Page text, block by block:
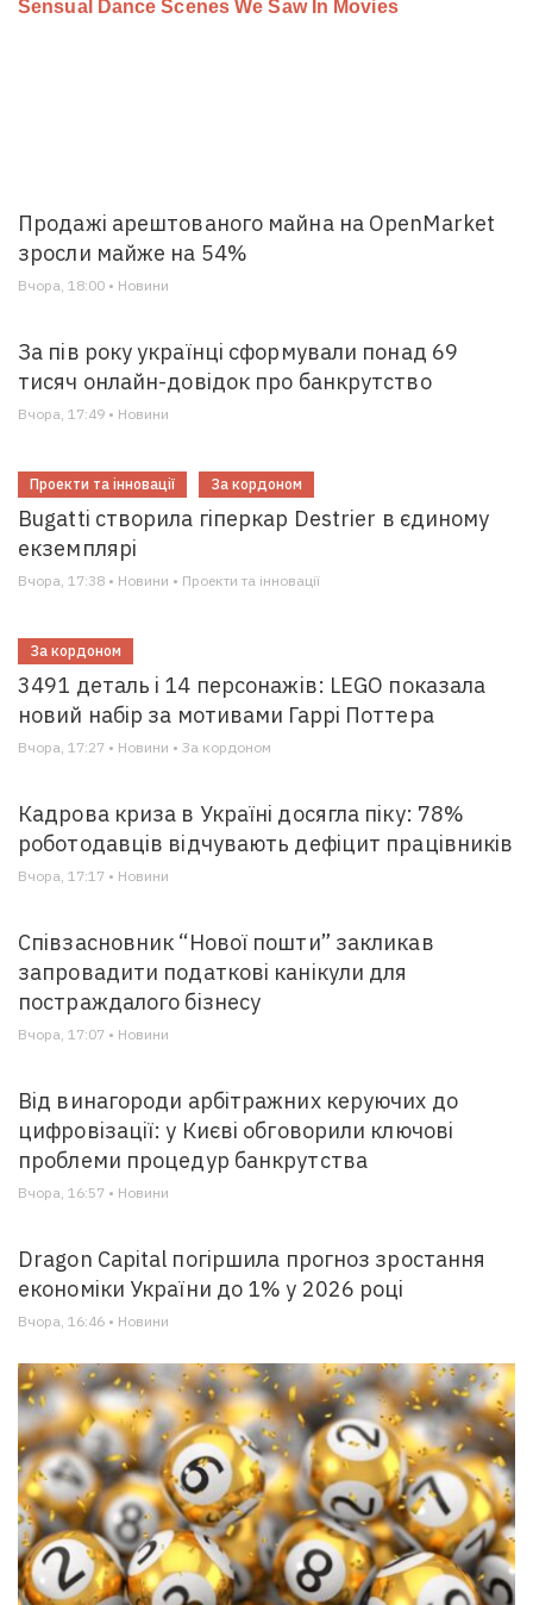
Продажі арештованого майна на OpenMarket
зросли майже на 54%
Вчора, 18:00 • Новини
За пів року українці сформували понад 69
тисяч онлайн-довідок про банкрутство
Вчора, 17:49 • Новини
Проекти та інновації За кордоном
Bugatti створила гіперкар Destrier в єдиному
екземплярі
Вчора, 17:38 • Новини • Проекти та інновації
За кордоном
3491 деталь і 14 персонажів: LEGO показала
новий набір за мотивами Гаррі Поттера
Вчора, 17:27 • Новини • За кордоном
Кадрова криза в Україні досягла піку: 78%
роботодавців відчувають дефіцит працівників
Вчора, 17:17 • Новини
Співзасновник “Нової пошти” закликав
запровадити податкові канікули для
постраждалого бізнесу
Вчора, 17:07 • Новини
Від винагороди арбітражних керуючих до
цифровізації: у Києві обговорили ключові
проблеми процедур банкрутства
Вчора, 16:57 • Новини
Dragon Capital погіршила прогноз зростання
економіки України до 1% у 2026 році
Вчора, 16:46 • Новини